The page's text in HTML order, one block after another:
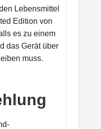
Lebensmittel
Edition von
es zu einem
das Gerät über
muss.